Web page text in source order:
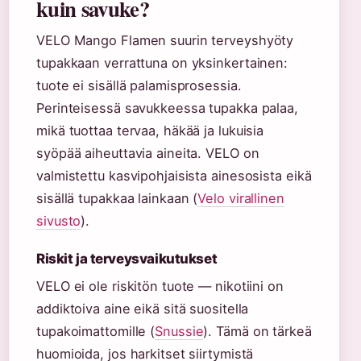
kuin savuke?
VELO Mango Flamen suurin terveyshyöty
tupakkaan verrattuna on yksinkertainen:
tuote ei sisällä palamisprosessia.
Perinteisessä savukkeessa tupakka palaa,
mikä tuottaa tervaa, häkää ja lukuisia
syöpää aiheuttavia aineita. VELO on
valmistettu kasvipohjaisista ainesosista eikä
sisällä tupakkaa lainkaan (Velo virallinen
sivusto).
Riskit ja terveysvaikutukset
VELO ei ole riskitön tuote — nikotiini on
addiktoiva aine eikä sitä suositella
tupakoimattomille (Snussie). Tämä on tärkeä
huomioida, jos harkitset siirtymistä